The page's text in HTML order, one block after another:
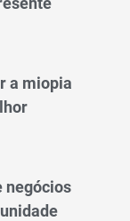
a miopia
negócios